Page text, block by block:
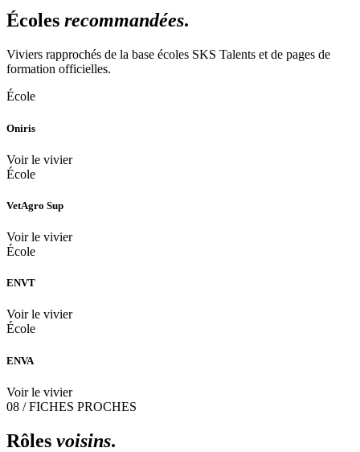
Écoles recommandées.
Viviers rapprochés de la base écoles SKS Talents et de pages de
formation officielles.
École
Oniris
Voir le vivier
École
VetAgro Sup
Voir le vivier
École
ENVT
Voir le vivier
École
ENVA
Voir le vivier
08 / FICHES PROCHES
Rôles voisins.